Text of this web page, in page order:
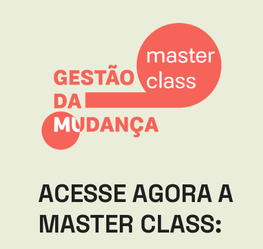
ACESSE AGORA A
MASTER CLASS: